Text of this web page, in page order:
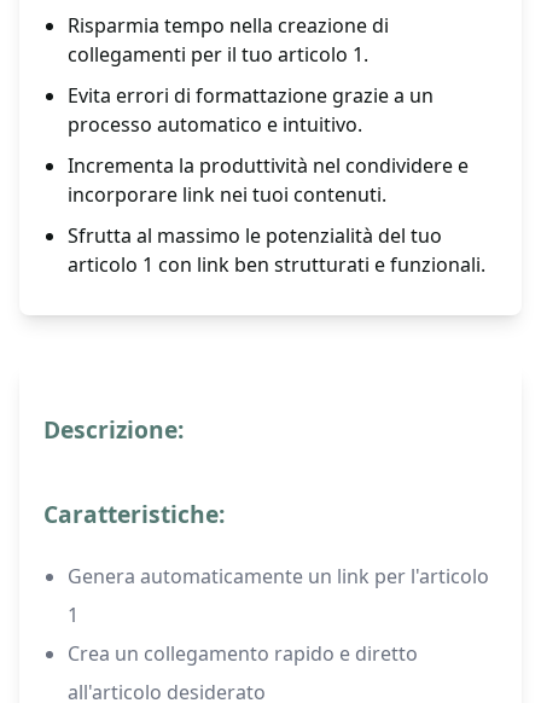
Risparmia tempo nella creazione di
collegamenti per il tuo articolo 1.
Evita errori di formattazione grazie a un
processo automatico e intuitivo.
Incrementa la produttività nel condividere e
incorporare link nei tuoi contenuti.
Sfrutta al massimo le potenzialità del tuo
articolo 1 con link ben strutturati e funzionali.
Descrizione:
Caratteristiche:
Genera automaticamente un link per l'articolo
1
Crea un collegamento rapido e diretto
all'articolo desiderato